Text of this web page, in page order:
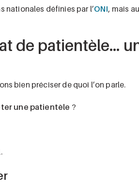
nationales définies par l’ONI, mais
de patientèle…
bien préciser de quoi l’on parle.
une patientèle ?